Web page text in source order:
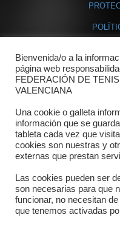
Bienvenida/o a la
página web
FEDERACIÓN DE
VALENCIANA
Una cookie o galleta
información que se
tableta cada vez que
cookies son nuestras y
externas que prestan
Las cookies pueden ser
son necesarias para que
funcionar, no necesitan
que tenemos activadas